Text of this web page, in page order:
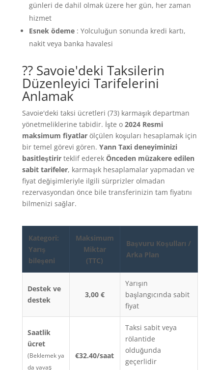
günleri de dahil olmak üzere her gün, her zaman
hizmet
Esnek ödeme: Yolculuğun sonunda kredi kartı,
nakit veya banka havalesi
?? Savoie'deki Taksilerin
Düzenleyici Tarifelerini
Anlamak
Savoie'deki taksi ücretleri (73) karmaşık departman
yönetmeliklerine tabidir. İşte o 2024 Resmi
maksimum fiyatlarölçülen koşuları hesaplamak için
bir temel görevi gören. Yann Taxi deneyiminizi
basitleştirirteklif ederek Önceden müzakere edilen
sabit tarifeler, karmaşık hesaplamalar yapmadan ve
fiyat değişimleriyle ilgili sürprizler olmadan
rezervasyondan önce bile transferinizin tam fiyatını
bilmenizi sağlar.
Kategori:
Yarış
bileşeni
Maksimum
Miktar
(TTC)
Başvuru Koşulları /
Arka Plan
Destek ve
destek
3,00 €
Yarışın
başlangıcında sabit
fiyat
Saatlik
ücret
(Beklemek ya
da yavaş
€32.40/saat
Taksi sabit veya
rölantide
olduğunda
geçerlidir